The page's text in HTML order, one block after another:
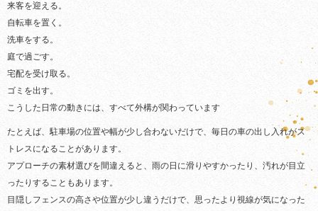
来客を迎える。
自転車を置く。
洗車をする。
庭で過ごす。
宅配を受け取る。
ゴミを出す。
こうした日常の動きには、すべて外構が関わっています
たとえば、駐車場の位置や幅が少し合わないだけで、毎日の車の出し入れがス
トレスになることがあります。
アプローチの素材選びを間違えると、雨の日に滑りやすかったり、汚れが目立
ったりすることもあります。
目隠しフェンスの高さや位置が少し違うだけで、思ったより視線が気になった